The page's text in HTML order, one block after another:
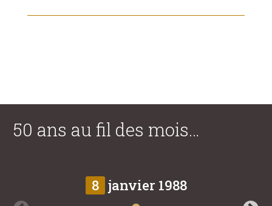
50 ans au fil des mois…
8 janvier 1988